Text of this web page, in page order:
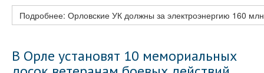
Подробнее: Орловские УК должны за электроэнергию 160
В Орле установят 10 мемориальных